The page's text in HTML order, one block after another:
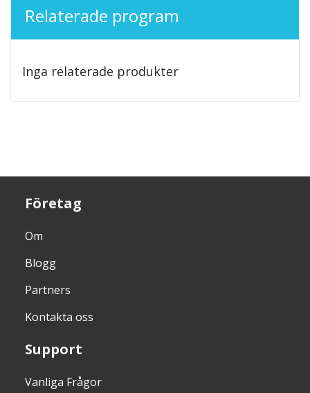
Relaterade program
Inga relaterade produkter
Företag
Om
Blogg
Partners
Kontakta oss
Support
Vanliga Frågor